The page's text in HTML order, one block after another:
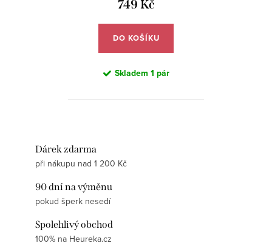
749 Kč
DO KOŠÍKU
Skladem 1 pár
Dárek zdarma
při nákupu nad 1 200 Kč
90 dní na výměnu
pokud šperk nesedí
Spolehlivý obchod
100% na Heureka.cz